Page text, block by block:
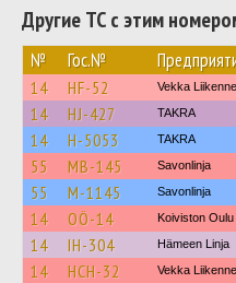
Другие ТС с этим
№ Гос.№
14 HF-52 Vekka Liikenne
14 HJ-427 TAKRA
14 H-5053 TAKRA
55 MB-145 Savonlinja
55 M-1145 Savonlinja
14 OÖ-14 Koiviston Oulu
14 IH-304 Hämeen Linja
14 HCH-32 Vekka Liikenne